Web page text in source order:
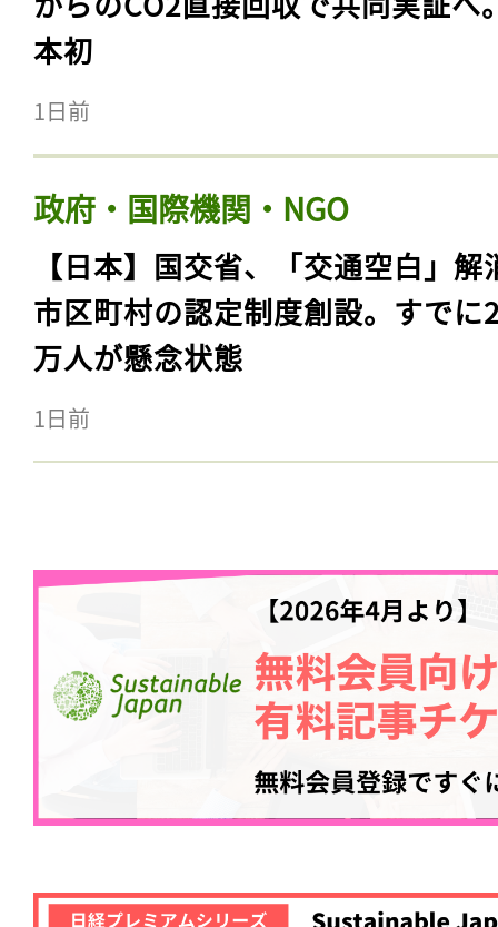
本初
1日前
政府・国際機関・NGO
【日本】国交省、「交通空白」解
市区町村の認定制度創設。すでに
万人が懸念状態
1日前